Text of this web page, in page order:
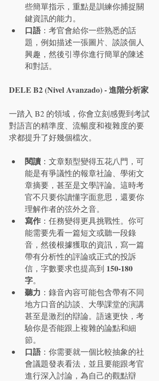
些簡單指示，重點是訓練你捕捉關
鍵資訊的能力。
口語：考官會給你一些熟悉的話
題，例如描述一張圖片、談談個人
興趣，然後引導你進行簡單的陳述
和對話。
DELE B2 (Nivel Avanzado) - 進階分析家
一踏入 B2 的領域，你會立刻感覺到考試
對語言的精準度、流暢度和複雜度的要
求都提升了好幾個檔次。
閱讀 ：文章類型變得五花八門，可
能是有爭議性的報章社論、學術文
章摘要，甚至是文學評論。這時考
官不只要你讀懂字面意思，還要你
理解作者的弦外之音。
寫作 ：任務變得更具挑戰性。你可
能需要先看一篇短文或聽一段錄
音，然後根據獲取的資訊，寫一篇
帶有分析性的評論或正式的投訴
信，字數要求也提高到 150-180
字。
聽力 ：錄音內容可能包含帶有不同
地方口音的訪談、大學課堂的演講
甚至是激烈的辯論。語速更快，考
驗你是否能跟上複雜的論點和細
節。
口語：你需要就一個比較抽象的社
會議題發表看法，並且要能跟考官
進行深入討論，為自己的觀點辯